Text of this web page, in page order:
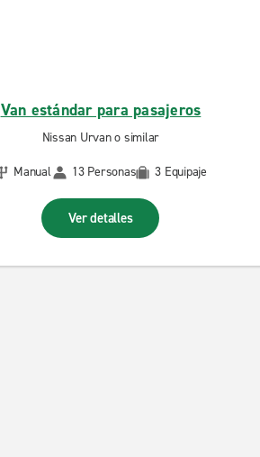
Van estándar para pasajeros
Nissan Urvan o similar
Manual
13 Personas 3 Equipaje
Ver detalles